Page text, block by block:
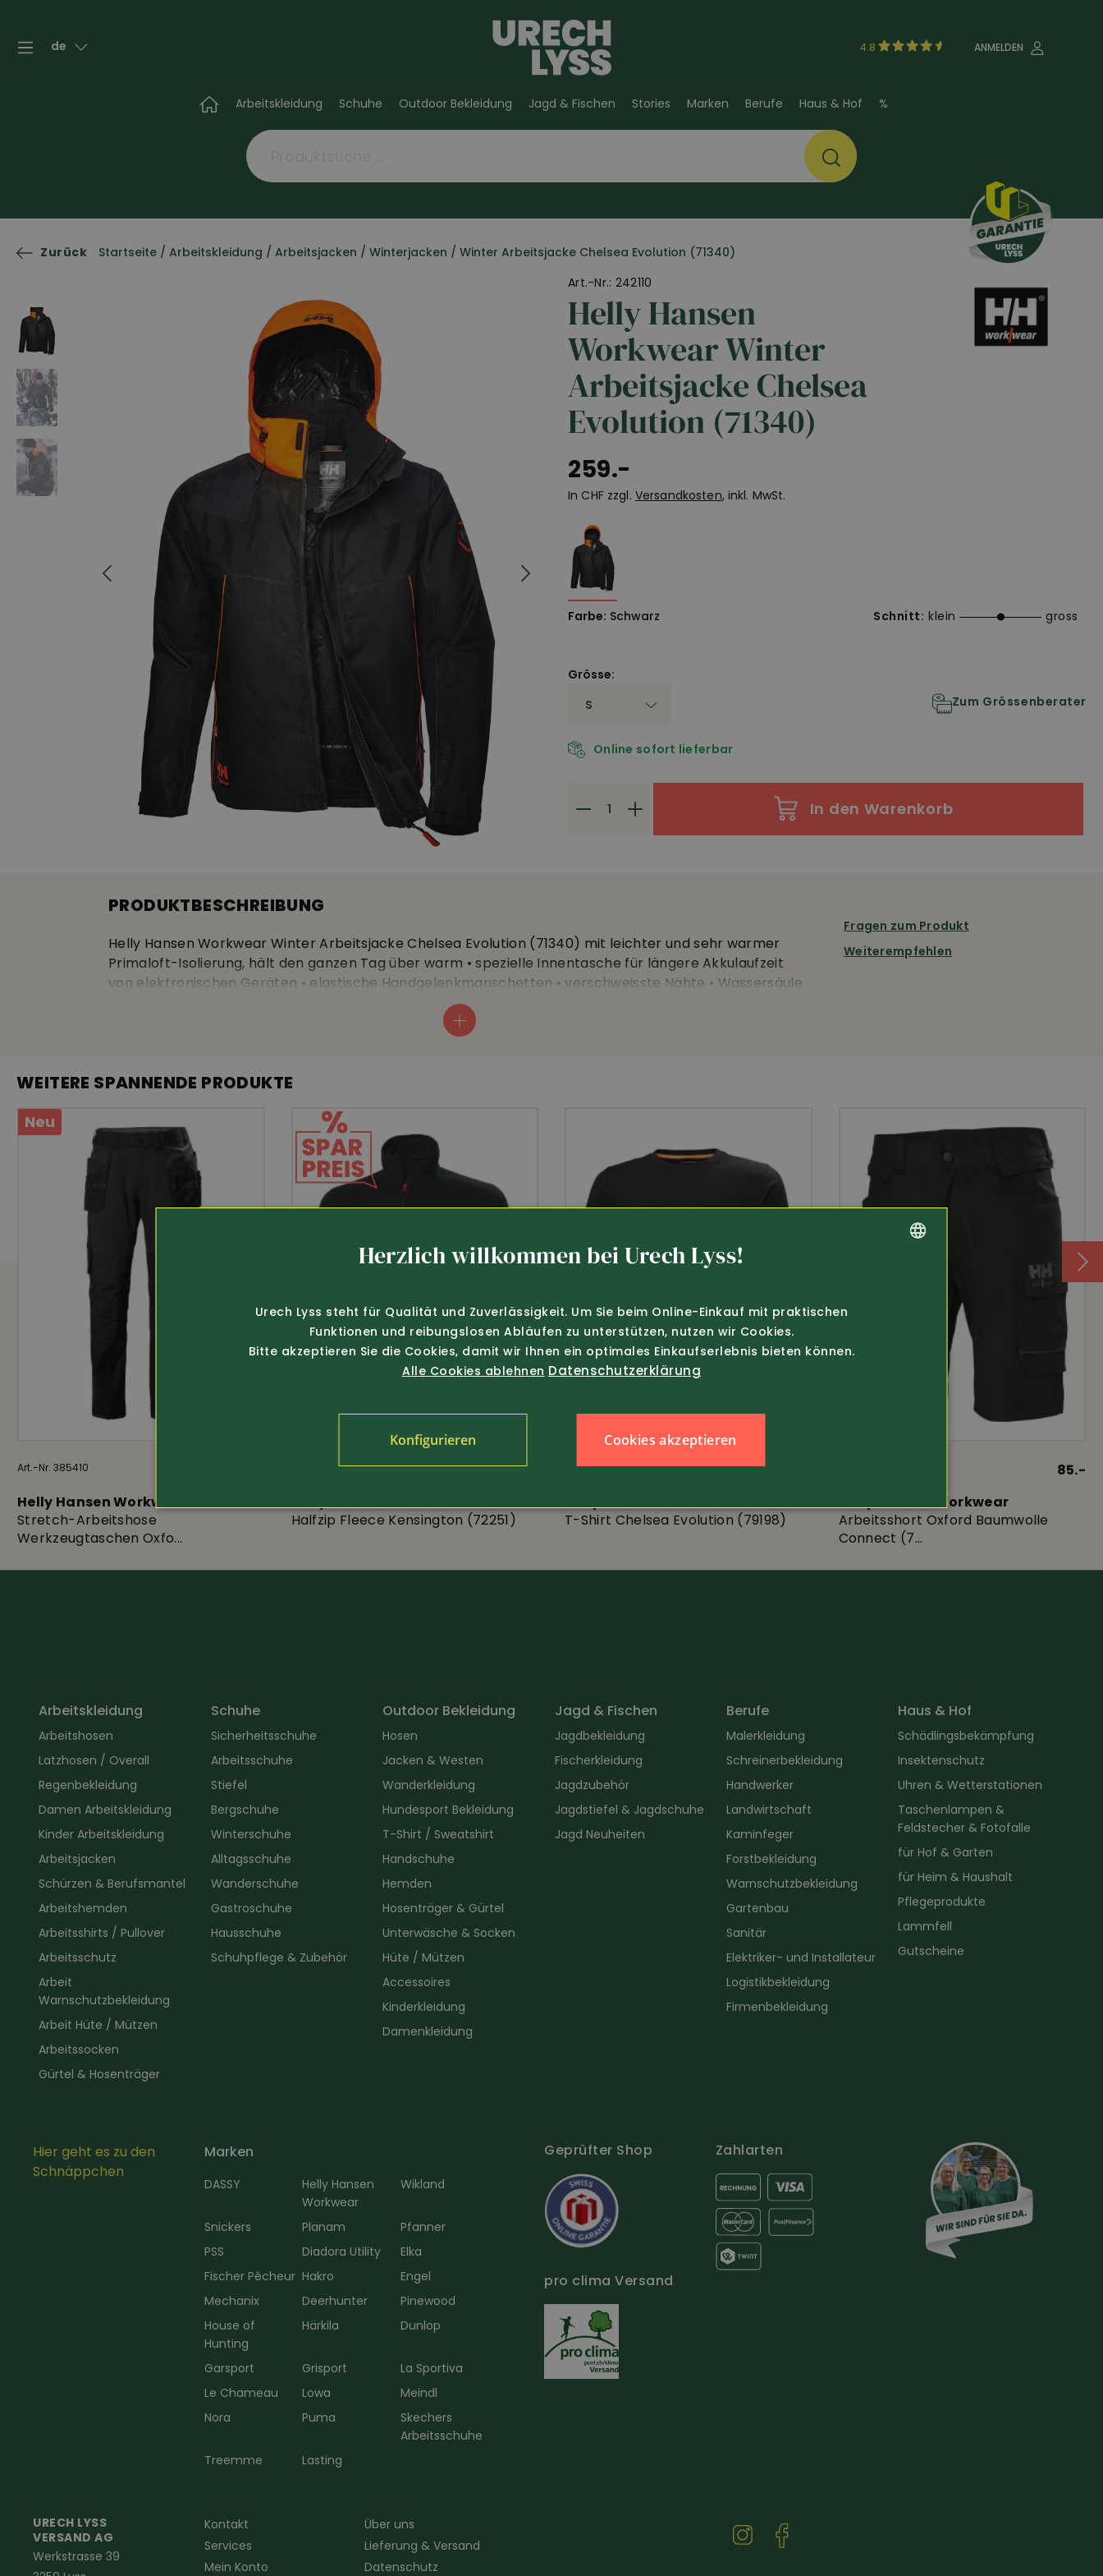
de 4.8 ANMELDEN
Arbeitskleidung Schuhe Outdoor Bekleidung Jagd & Fischen Stories Marken Berufe Haus & Hof %
Zurück Startseite / Arbeitskleidung / Arbeitsjacken / Winterjacken / Winter Arbeitsjacke Chelsea Evolution (71340)
Art.-Nr.: 242110
Helly Hansen
Workwear Winter
Arbeitsjacke Chelsea
Evolution (71340)
259.-
In CHF zzgl. Versandkosten, inkl. MwSt.
Farbe: Schwarz Schnitt: klein gross
Grösse:
Zum Grössenberater
Online sofort lieferbar
In den Warenkorb
PRODUKTBESCHREIBUNG
Helly Hansen Workwear Winter Arbeitsjacke Chelsea Evolution (71340) mit leichter und sehr warmer
Primaloft-Isolierung, hält den ganzen Tag über warm • spezielle Innentasche für längere Akkulaufzeit
von elektronischen Geräten • elastische Handgelenkmanschetten • verschweisste Nähte • Wassersäule
Helly Hansen Winter Arbeitsjacke Chelsea • leichtes, strapazierfähiges, winddichtes, 100% wasserdichtes
Rücken • angenehmer Fleeceinnenkragen • zwei sehr geräumige seitliche Taschen und eine Brusttasche
am Bund und am Ärmel • abnehmbare Kapuze • Helly Hansen Workwear Winter Arbeits-Jacke Chelsea
Evolution, Länge ca. 78 cm • 100% Polyester. Farbe Schwarz/orange
AUSSTATTUNG
Primaloft-Isolierung Verschweisste Nähte
Wassersäule 20'000 mm 100% wasserdicht
Abnehmbare Kaputze Kinnschutz
Verschiedene Taschen
Fragen zum Produkt
Weiterempfehlen
WEITERE SPANNENDE PRODUKTE
Neu
Art.-Nr. 385410
Helly Hansen Workwear
Stretch-Arbeitshose
Werkzeugtaschen Oxfo...
Art.-Nr. 344210 nur 69.- 135.-
Halfzip Fleece Kensington (72251)
Art.-Nr. 281010
T-Shirt Chelsea Evolution (79198)
85.-
Helly Hansen Workwear
Arbeitsshort Oxford Baumwolle
Connect (7...
Arbeitskleidung
Arbeitshosen
Latzhosen / Overall
Regenbekleidung
Damen Arbeitskleidung
Kinder Arbeitskleidung
Arbeitsjacken
Schürzen & Berufsmantel
Arbeitshemden
Arbeitsshirts / Pullover
Arbeitsschutz
Arbeit
Warnschutzbekleidung
Arbeit Hüte / Mützen
Arbeitssocken
Gürtel & Hosenträger
Schuhe
Sicherheitsschuhe
Arbeitsschuhe
Stiefel
Bergschuhe
Winterschuhe
Alltagsschuhe
Wanderschuhe
Gastroschuhe
Hausschuhe
Schuhpflege & Zubehör
Outdoor Bekleidung
Hosen
Jacken & Westen
Wanderkleidung
Hundesport Bekleidung
T-Shirt / Sweatshirt
Handschuhe
Hemden
Hosenträger & Gürtel
Unterwäsche & Socken
Hüte / Mützen
Accessoires
Kinderkleidung
Damenkleidung
Jagd & Fischen
Jagdbekleidung
Fischerkleidung
Jagdzubehör
Jagdstiefel & Jagdschuhe
Jagd Neuheiten
Berufe
Malerkleidung
Schreinerbekleidung
Handwerker
Landwirtschaft
Kaminfeger
Forstbekleidung
Warnschutzbekleidung
Gartenbau
Sanitär
Elektriker- und Installateur
Logistikbekleidung
Firmenbekleidung
Haus & Hof
Schädlingsbekämpfung
Insektenschutz
Uhren & Wetterstationen
Taschenlampen &
Feldstecher & Fotofalle
für Hof & Garten
für Heim & Haushalt
Pflegeprodukte
Lammfell
Gutscheine
Hier geht es zu den
Schnäppchen
Marken
DASSY
Helly Hansen
Workwear
Wikland
Snickers Planam
Pfanner
PSS
Diadora Utility
Elka
Fischer Pêcheur Hakro
Engel
Mechanix
Deerhunter
Pinewood
House of
Hunting
Härkila Dunlop
Garsport Grisport
La Sportiva
Le Chameau
Lowa
Meindl
Nora
Puma
Skechers
Arbeitsschuhe
Treemme
Lasting
Geprüfter Shop
pro clima Versand
Zahlarten
URECH LYSS
VERSAND AG
Werkstrasse 39
Kontakt
Über uns
Services
Lieferung & Versand
Mein Konto
Datenschutz
Herzlich willkommen bei Urech Lyss!
Urech Lyss steht für Qualität und Zuverlässigkeit. Um Sie beim Online-Einkauf mit praktischen
Funktionen und reibungslosen Abläufen zu unterstützen, nutzen wir Cookies.
Bitte akzeptieren Sie die Cookies, damit wir Ihnen ein optimales Einkaufserlebnis bieten können.
Alle Cookies ablehnen Datenschutzerklärung
Cookies akzeptieren
Konfigurieren